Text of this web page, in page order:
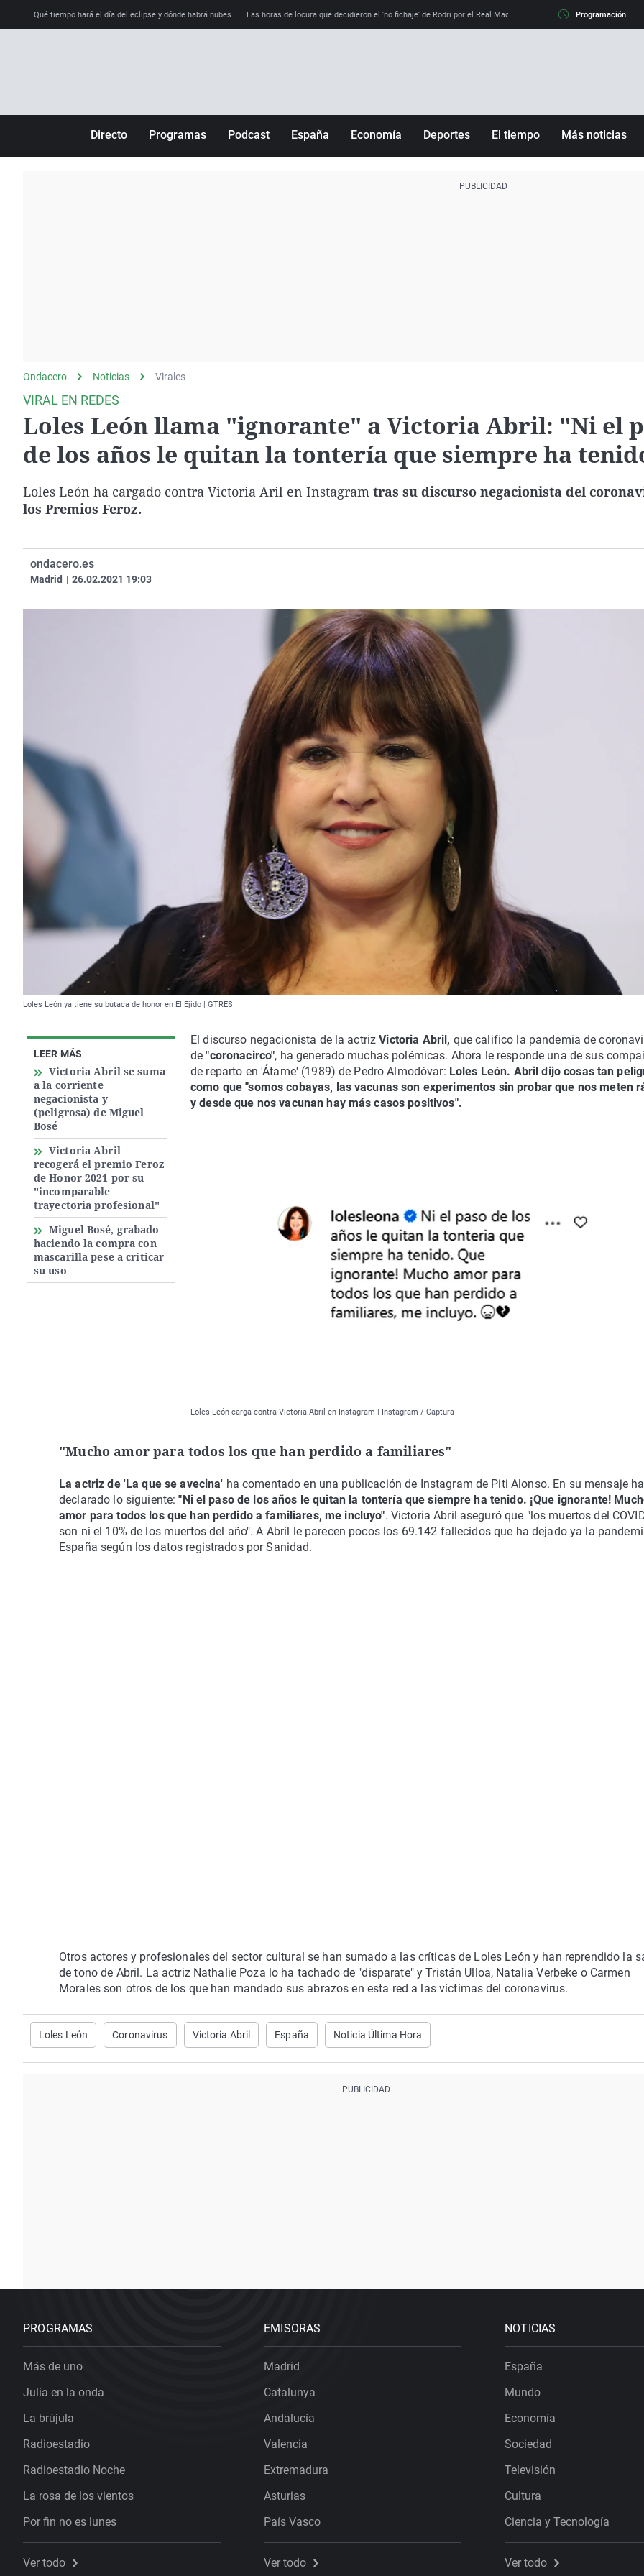
Qué tiempo hará el día del eclipse y dónde habrá nubes Las horas de locura que decidieron el 'no fichaje' de Rodri por el Real Madrid y su 'sí' al Barça La llamada
Programación
Directo Programas
Como el perro y el
Podcast España
País Vasco
Economía Deportes El tiempo Más noticias
Ondacero Noticias Virales
VIRAL EN REDES
Loles León llama "ignorante" a Victoria Abril: "Ni el
de los años le quitan la tontería que siempre ha
Loles León ha cargado contra Victoria Aril en Instagram tras su discurso negacionista del
los Premios Feroz.
ondacero.es
Madrid | 26.02.2021 19:03
Loles León ya tiene su butaca de honor en El Ejido | GTRES
LEER MÁS
Victoria Abril se suma
a la corriente
negacionista y
(peligrosa) de Miguel
Bosé
Victoria Abril
recogerá el premio Feroz
de Honor 2021 por su
"incomparable
trayectoria profesional"
Miguel Bosé, grabado
haciendo la compra con
mascarilla pese a criticar
su uso
El discurso negacionista de la actrizVictoria Abril, que califico la pandemia de
de "coronacirco", ha generado muchas polémicas. Ahora le responde una de sus
de reparto en 'Átame' (1989) de Pedro Almodóvar: Loles León. Abril dijo cosas tan
como que "somos cobayas, las vacunas son experimentos sin probar que nos meten
y desde que nos vacunan hay más casos positivos".
Loles León carga contra Victoria Abril en Instagram | Instagram / Captura
"Mucho amor para todos los que han perdido a familiares"
La actriz de 'La que se avecina' ha comentado en una publicación de Instagram de Piti Alonso. En su mensaje ha
declarado lo siguiente: "Ni el paso de los años le quitan la tontería que siempre ha tenido. ¡Que ignorante!
amor para todos los que han perdido a familiares, me incluyo". Victoria Abril aseguró que "los muertos del
son ni el 10% de los muertos del año". A Abril le parecen pocos los 69.142 fallecidos que ha dejado ya la
España según los datos registrados por Sanidad.
Otros actores y profesionales del sector cultural se han sumado a las críticas de Loles León y han reprendido la
de tono de Abril. La actriz Nathalie Poza lo ha tachado de "disparate" y Tristán Ulloa, Natalia Verbeke o Carmen
Morales son otros de los que han mandado sus abrazos en esta red a las víctimas del coronavirus.
Loles León Coronavirus Victoria Abril España Noticia Última Hora
PROGRAMAS
Más de uno
Julia en la onda
La brújula
Radioestadio
Radioestadio Noche
La rosa de los vientos
Por fin no es lunes
Ver todo
EMISORAS
Madrid
Catalunya
Andalucía
Valencia
Extremadura
Asturias
País Vasco
Ver todo
NOTICIAS
España
Mundo
Economía
Sociedad
Televisión
Cultura
Ciencia y Tecnología
Ver todo